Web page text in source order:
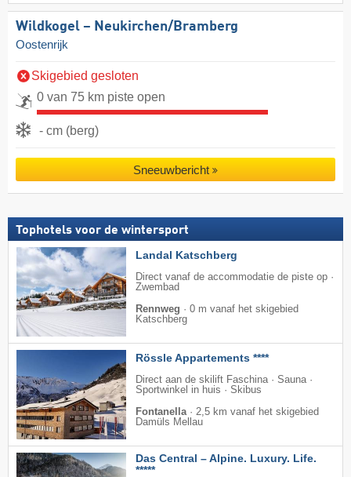
Wildkogel – Neukirchen/​Bramberg
Oostenrijk
Skigebied gesloten
0 van 75 km piste open
- cm (berg)
Sneeuwbericht
Tophotels voor de wintersport
Landal Katschberg
Direct vanaf de accommodatie de piste op ·
Zwembad
Rennweg · 0 m vanaf het skigebied
Katschberg
Rössle Appartements ****
Direct aan de skilift Faschina · Sauna ·
Sportwinkel in huis · Skibus
Fontanella · 2,5 km vanaf het skigebied
Damüls Mellau
Das Central – Alpine. Luxury. Life.
*****